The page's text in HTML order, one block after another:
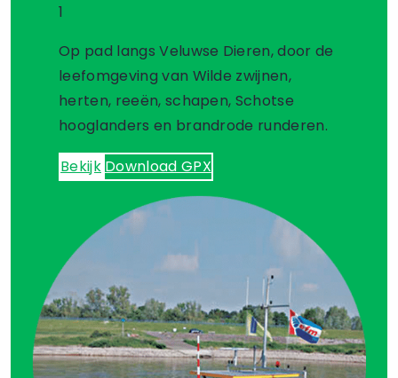
1
Op pad langs Veluwse Dieren, door de
leefomgeving van Wilde zwijnen,
herten, reeën, schapen, Schotse
hooglanders en brandrode runderen.
Bekijk Download GPX